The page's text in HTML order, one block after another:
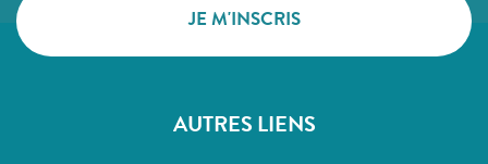
AUTRES LIENS